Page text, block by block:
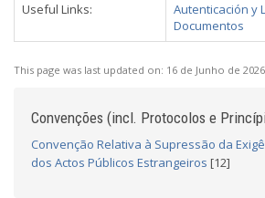
Useful Links:
Autenticación y
Documentos
This page was last updated on: 16 de Junho de 2026
Convenções (incl. Protocolos e
Convenção Relativa à Supressão da
dos Actos Públicos Estrangeiros [12]